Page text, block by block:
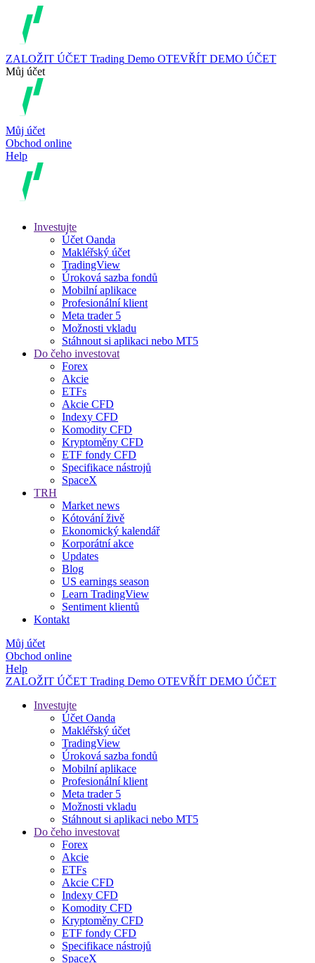
ZALOŽIT ÚČET Trading Demo OTEVŘÍT DEMO ÚČET
Můj účet
Můj účet
Obchod online
Help
Investujte
Účet Oanda
Makléřský účet
TradingView
Úroková sazba fondů
Mobilní aplikace
Profesionální klient
Meta trader 5
Možnosti vkladu
Stáhnout si aplikaci nebo MT5
Do čeho investovat
Forex
Akcie
ETFs
Akcie CFD
Indexy CFD
Komodity CFD
Kryptoměny CFD
ETF fondy CFD
Specifikace nástrojů
SpaceX
TRH
Market news
Kótování živě
Ekonomický kalendář
Korporátní akce
Updates
Blog
US earnings season
Learn TradingView
Sentiment klientů
Kontakt
Můj účet
Obchod online
Help
ZALOŽIT ÚČET Trading Demo OTEVŘÍT DEMO ÚČET
Investujte
Účet Oanda
Makléřský účet
TradingView
Úroková sazba fondů
Mobilní aplikace
Profesionální klient
Meta trader 5
Možnosti vkladu
Stáhnout si aplikaci nebo MT5
Do čeho investovat
Forex
Akcie
ETFs
Akcie CFD
Indexy CFD
Komodity CFD
Kryptoměny CFD
ETF fondy CFD
Specifikace nástrojů
SpaceX